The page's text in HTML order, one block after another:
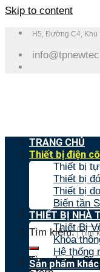
Skip to content
H5, Đường C4, Khu
Tìm kiếm:
Tìm nhanh:
TRANG CHỦ
Thiết bị điện
Thiết bị
Thiết bị
Thiết bị
Biến tần
THIẾT BỊ NHÀ
Thiết Bị
Khóa
Hệ thống
Sản phẩm khác